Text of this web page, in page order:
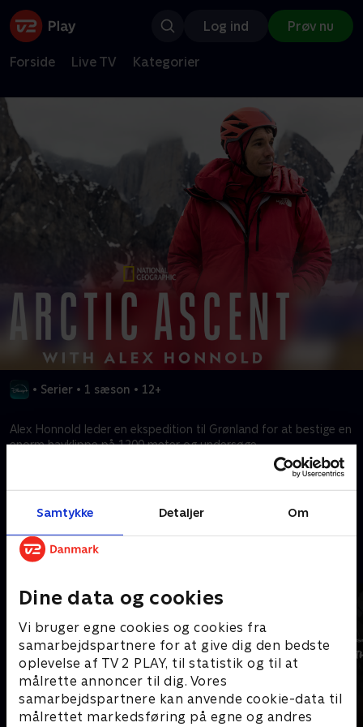
Samtykke Detaljer Om
Dine data og cookies
Vi bruger egne cookies og cookies fra
samarbejdspartnere for at give dig den bedste
oplevelse af TV 2 PLAY, til statistik og til at
målrette annoncer til dig. Vores
samarbejdspartnere kan anvende cookie-data til
målrettet markedsføring på egne og andres
Log ind Prøv nu
Forside Live TV Kategorier
• Serier • 1 sæson • 12+
Alex Honnold leder en ekspedition til Grønland for at bestige en
enorm havklippe på 1200 meter og undersøge
Kræver tilkøb
Mere indhold fra Disney+